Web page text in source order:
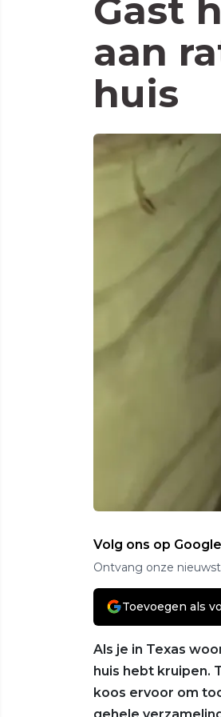
Gast
aan
huis
Volg ons op Google
Ontvang onze
Toevoegen als
Als je in Texas
huis hebt kruipen.
koos ervoor om
gehele